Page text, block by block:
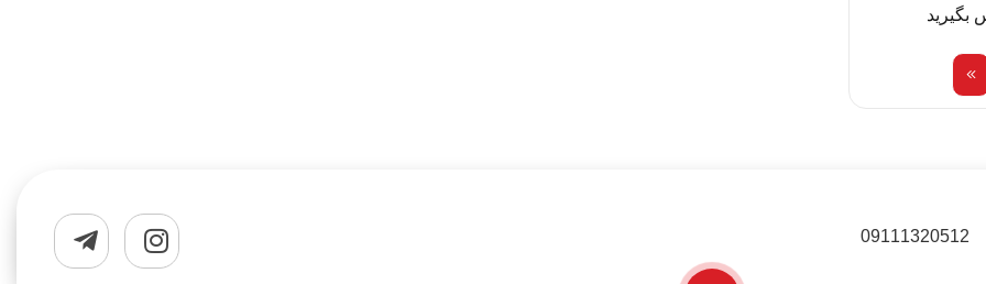
بگیرید
09111320512